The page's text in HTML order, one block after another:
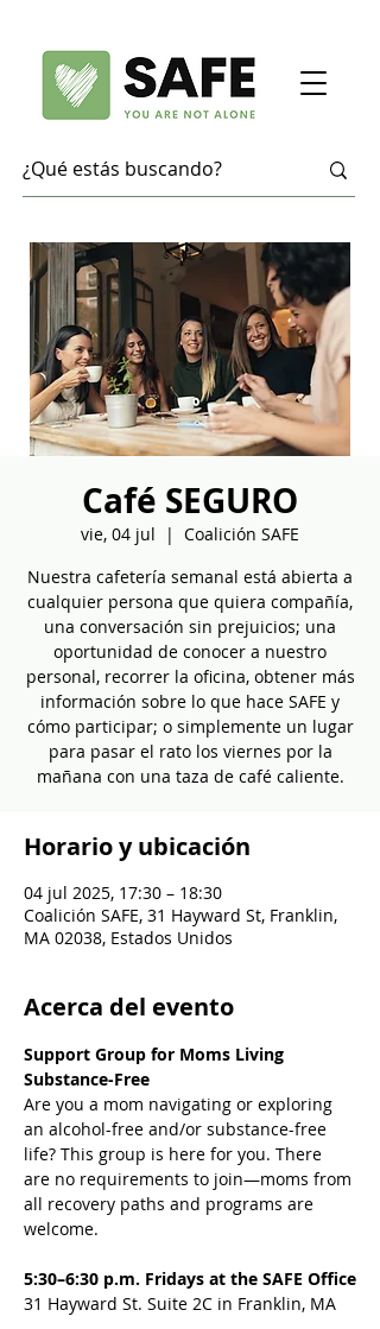
Café SEGURO
vie, 04 jul
  |
Coalición SAFE
Nuestra cafetería semanal está abierta a
cualquier persona que quiera compañía,
una conversación sin prejuicios; una
oportunidad de conocer a nuestro
personal, recorrer la oficina, obtener más
información sobre lo que hace SAFE y
cómo participar; o simplemente un lugar
para pasar el rato los viernes por la
mañana con una taza de café caliente.
Horario y ubicación
04 jul 2025, 17:30 – 18:30
Coalición SAFE, 31 Hayward St, Franklin,
MA 02038, Estados Unidos
Acerca del evento
Support Group for Moms Living
Substance-Free
Are you a mom navigating or exploring
an alcohol-free and/or substance-free
life? This group is here for you. There
are no requirements to join—moms from
all recovery paths and programs are
welcome.
5:30–6:30 p.m. Fridays at the SAFE Office
31 Hayward St. Suite 2C in Franklin, MA